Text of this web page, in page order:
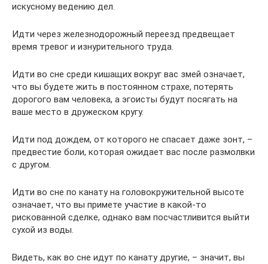
искусному ведению дел.
Идти через железнодорожный переезд предвещает
время тревог и изнурительного труда.
Идти во сне среди кишащих вокруг вас змей означает,
что вы будете жить в постоянном страхе, потерять
дорогого вам человека, а эгоисты будут посягать на
ваше место в дружеском кругу.
Идти под дождем, от которого не спасает даже зонт, –
предвестие боли, которая ожидает вас после размолвки
с другом.
Идти во сне по канату на головокружительной высоте
означает, что вы примете участие в какой-то
рискованной сделке, однако вам посчастливится выйти
сухой из воды.
Видеть, как во сне идут по канату другие, – значит, вы